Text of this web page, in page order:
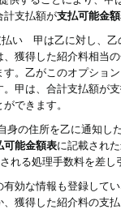
計支払額が支払可能金
い 甲は乙に対し、乙
獲得した紹介料相当
。乙がこのオプショ
甲は、合計支払額が
できます。
の住所を乙に通知し
可能金額表に記載され
れる処理手数料を差し
効な情報も登録して
獲得した紹介料の支